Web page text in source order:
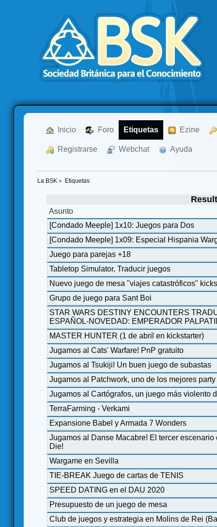
Inicio Foro Etiquetas Ezine
Registrarse Webchat Ayuda
La BSK » Etiquetas
Asunto
[Condado Meeple] 1x10: Juegos para Dos
[Condado Meeple] 1x09: Especial Hispania
Juego para parejas +18
Tabletop Simulator, Traducir juegos
Nuevo juego de mesa "viajes catastróficos"
Grupo de juego para Sant Boi
STAR WARS DESTINY ENCOUNTERS
ESPAÑOL-NOVEDAD: EMPERADOR
MASTER HUNTER (1 de abril en kickstarter)
Jugamos al Cats' Warfare! PnP gratuito
Jugamos al Tsukiji! Un buen juego de subastas
Jugamos al Patchwork, uno de los mejores
Jugamos al Cartógrafos, un juego más violento
TerraFarming - Verkami
Expansione Babel y Armada 7 Wonders
Jugamos al Danse Macabre! El tercer escenario
Die!
Wargame en Sevilla
TIE-BREAK Juego de cartas de TENIS
SPEED DATING en el DAU 2020
Presupuesto de un juego de mesa
Club de juegos y estrategia en Molins de Rei